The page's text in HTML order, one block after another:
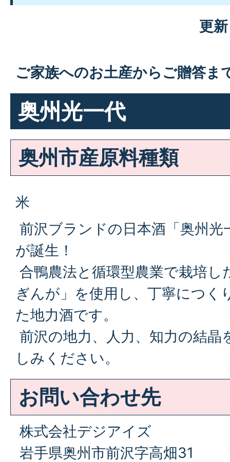
更
ご家族へのお土産からご贈答ま
奥州光一代
奥州市産原料種類
米
前沢ブランドの日本酒「奥州光
が誕生！
合鴨農法と循環型農業で栽培し
ぎんが」を使用し、丁寧につく
た地力酒です。
前沢の地力、人力、知力の結晶
しみください。
お問い合わせ先
株式会社デジアイズ
岩手県奥州市前沢字高畑31